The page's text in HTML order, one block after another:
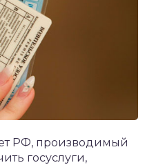
РФ, производимый
госуслуги,